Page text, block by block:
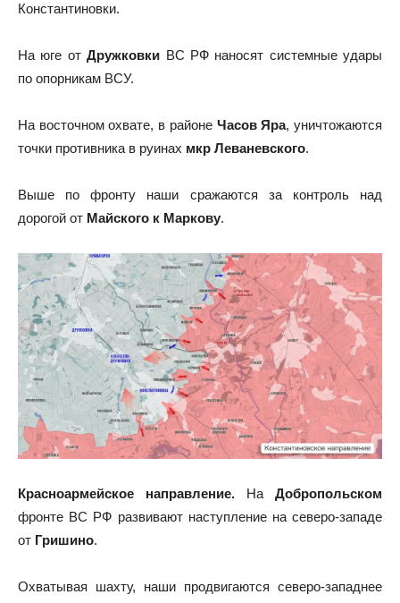
Константиновки.
На юге отДружковки ВС РФ наносят системные удары
по опорникам ВСУ.
На восточном охвате, в районе Часов Яра, уничтожаются
точки противника в руинах мкр Леваневского.
Выше по фронту наши сражаются за контроль над
дорогой от Майского к Маркову.
Красноармейское направление. На Добропольском
фронте ВС РФ развивают наступление на северо-западе
от Гришино.
Охватывая шахту, наши продвигаются северо-западнее